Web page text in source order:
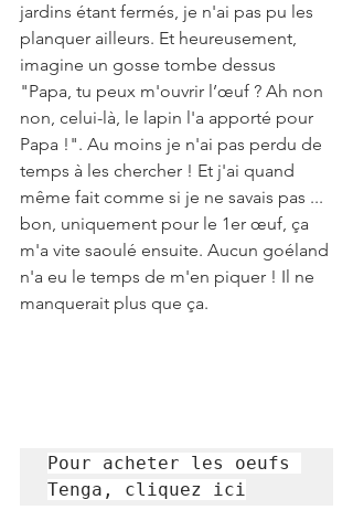
jardins étant fermés, je n'ai pas pu les
planquer ailleurs. Et heureusement,
imagine un gosse tombe dessus
"Papa, tu peux m'ouvrir l’œuf ? Ah non
non, celui-là, le lapin l'a apporté pour
Papa !". Au moins je n'ai pas perdu de
temps à les chercher ! Et j'ai quand
même fait comme si je ne savais pas ...
bon, uniquement pour le 1er œuf, ça
m'a vite saoulé ensuite. Aucun goéland
n'a eu le temps de m'en piquer ! Il ne
manquerait plus que ça.
Pour acheter les oeufs
Tenga, cliquez ici